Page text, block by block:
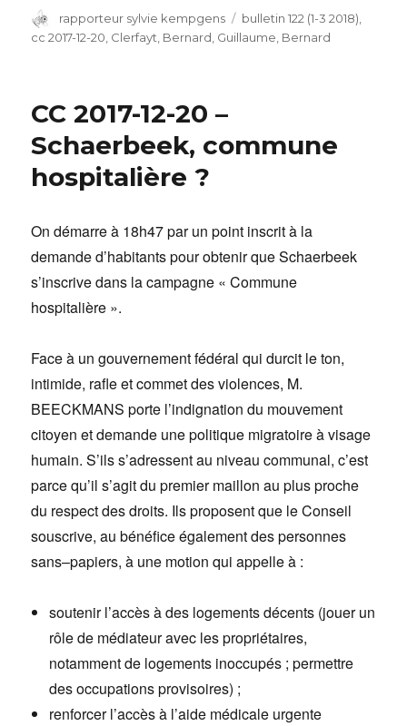
Auteur
rapporteur sylvie kempgens Catégories
bulletin 122 (1-3 2018)
cc 2017-12-20 Clerfayt, Bernard Guillaume, Bernard
CC 2017-12-20 –
Schaerbeek, commune
hospitalière ?
On démarre à 18h47 par un point inscrit à la
demande d’habitants pour obtenir que Schaerbeek
s’inscrive dans la campagne « Commune
hospitalière ».
Face à un gouvernement fédéral qui durcit le ton,
intimide, rafle et commet des violences, M.
BEECKMANS porte l’indignation du mouvement
citoyen et demande une politique migratoire à visage
humain. S’ils s’adressent au niveau communal, c’est
parce qu’il s’agit du premier maillon au plus proche
du respect des droits. Ils proposent que le Conseil
souscrive, au bénéfice également des personnes
sans–papiers, à une motion qui appelle à :
soutenir l’accès à des logements décents (jouer un
rôle de médiateur avec les propriétaires,
notamment de logements inoccupés ; permettre
des occupations provisoires) ;
renforcer l’accès à l’aide médicale urgente